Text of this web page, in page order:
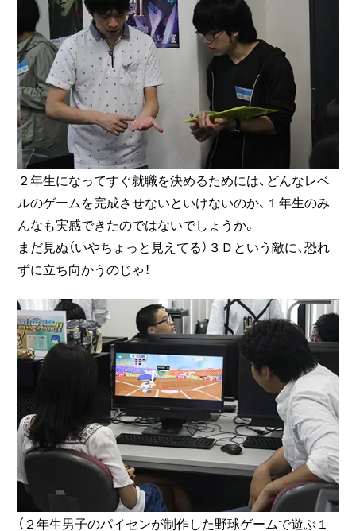
２年生になってすぐ就職を決めるためには、どんなレベ
ルのゲームを完成させないといけないのか、１年生のみ
んなも実感できたのではないでしょうか。
まだ見ぬ（いやちょっと見えてる）３Ｄという敵に、恐れ
ずに立ち向かうのじゃ！
（２年生男子のパイセンが制作した野球ゲームで遊ぶ１